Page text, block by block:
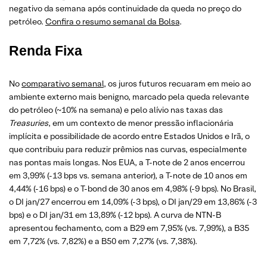
negativo da semana após continuidade da queda no preço do
petróleo. Confira o resumo semanal da Bolsa.
Renda Fixa
Nocomparativo semanal, os juros futuros recuaram em meio ao
ambiente externo mais benigno, marcado pela queda relevante
do petróleo (~10% na semana) e pelo alívio nas taxas das
Treasuries, em um contexto de menor pressão inflacionária
implícita e possibilidade de acordo entre Estados Unidos e Irã, o
que contribuiu para reduzir prêmios nas curvas, especialmente
nas pontas mais longas. Nos EUA, a T-note de 2 anos encerrou
em 3,99% (-13 bps vs. semana anterior), a T-note de 10 anos em
4,44% (-16 bps) e o T-bond de 30 anos em 4,98% (-9 bps). No Brasil,
o DI jan/27 encerrou em 14,09% (-3 bps), o DI jan/29 em 13,86% (-3
bps) e o DI jan/31 em 13,89% (-12 bps). A curva de NTN-B
apresentou fechamento, com a B29 em 7,95% (vs. 7,99%), a B35
em 7,72% (vs. 7,82%) e a B50 em 7,27% (vs. 7,38%).